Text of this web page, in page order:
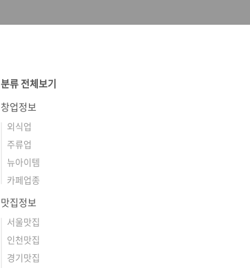
분류 전체보기
창업정보
외식업
주류업
뉴아이템
카페업종
맛집정보
서울맛집
인천맛집
경기맛집